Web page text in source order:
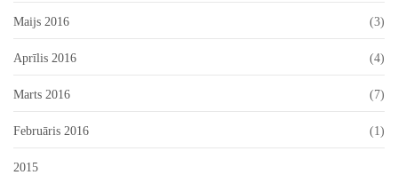
Maijs 2016 (3)
Aprīlis 2016 (4)
Marts 2016 (7)
Februāris 2016 (1)
2015